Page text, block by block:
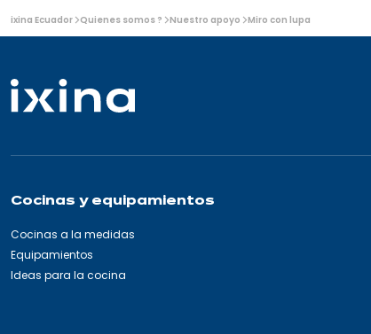
Usted
está
ixina Ecuador Quienes somos ? Nuestro apoyo Miro con lupa
Cocinas y equipamientos
Cocinas a la medidas
Equipamientos
Ideas para la cocina